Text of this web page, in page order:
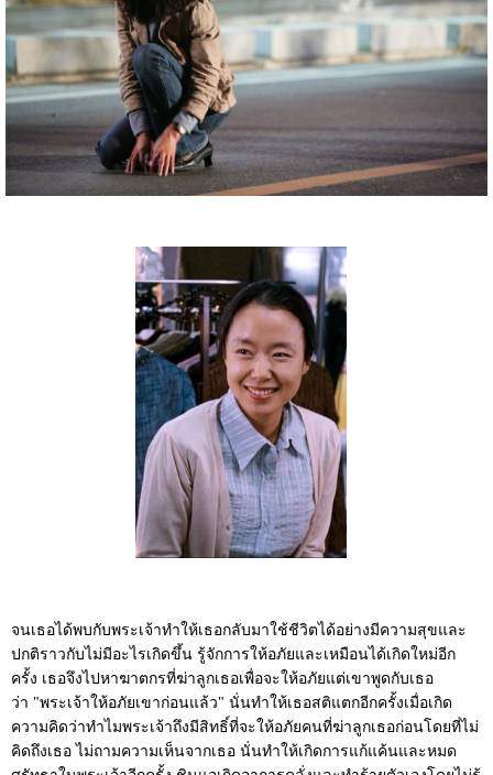
จนเธอได้พบกับพระเจ้าทำให้เธอกลับมาใช้ชีวิตได้อย่างมีความสุขและ
ปกติราวกับไม่มีอะไรเกิดขึ้น รู้จักการให้อภัยและเหมือนได้เกิดใหม่อีก
ครั้ง เธอจึงไปหาฆาตกรที่ฆ่าลูกเธอเพื่อจะให้อภัยแต่เขาพูดกับเธอ
ว่า "พระเจ้าให้อภัยเขาก่อนแล้ว" นั่นทำให้เธอสติแตกอีกครั้งเมื่อเกิด
ความคิดว่าทำไมพระเจ้าถึงมีสิทธิ์ที่จะให้อภัยคนที่ฆ่าลูกเธอก่อนโดยที่ไม่
คิดถึงเธอ ไม่ถามความเห็นจากเธอ นั่นทำให้เกิดการแก้แค้นและหมด